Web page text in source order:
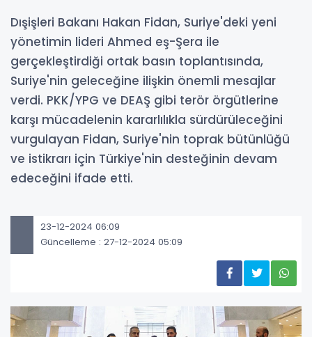
Dışişleri Bakanı Hakan Fidan, Suriye'deki yeni
yönetimin lideri Ahmed eş-Şera ile
gerçekleştirdiği ortak basın toplantısında,
Suriye'nin geleceğine ilişkin önemli mesajlar
verdi. PKK/YPG ve DEAŞ gibi terör örgütlerine
karşı mücadelenin kararlılıkla sürdürüleceğini
vurgulayan Fidan, Suriye'nin toprak bütünlüğü
ve istikrarı için Türkiye'nin desteğinin devam
edeceğini ifade etti.
23-12-2024 06:09
Güncelleme : 27-12-2024 05:09